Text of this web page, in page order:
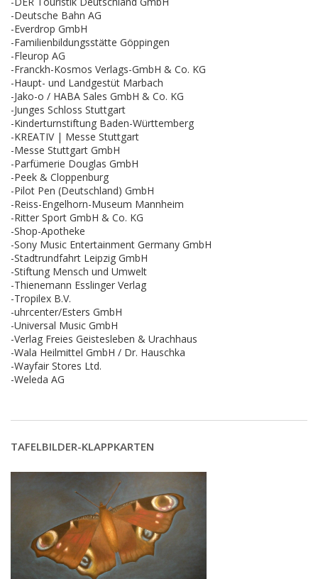
-Deutsche Bahn AG
-Everdrop GmbH
-Familienbildungsstätte Göppingen
-Fleurop AG
-Franckh-Kosmos Verlags-GmbH & Co. KG
-Haupt- und Landgestüt Marbach
-Jako-o / HABA Sales GmbH & Co. KG
-Junges Schloss Stuttgart
-Kinderturnstiftung Baden-Württemberg
-KREATIV | Messe Stuttgart
-Messe Stuttgart GmbH
-Parfümerie Douglas GmbH
-Peek & Cloppenburg
-Pilot Pen (Deutschland) GmbH
-Reiss-Engelhorn-Museum Mannheim
-Ritter Sport GmbH & Co. KG
-Shop-Apotheke
-Sony Music Entertainment Germany GmbH
-Stadtrundfahrt Leipzig GmbH
-Stiftung Mensch und Umwelt
-Thienemann Esslinger Verlag
-Tropilex B.V.
-uhrcenter/Esters GmbH
-Universal Music GmbH
-Verlag Freies Geistesleben & Urachhaus
-Wala Heilmittel GmbH / Dr. Hauschka
-Wayfair Stores Ltd.
-Weleda AG
TAFELBILDER-KLAPPKARTEN